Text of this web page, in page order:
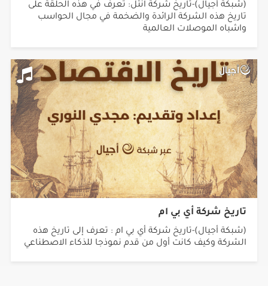
(شبكة أجيال)-تاريخ شركة انتل: تعرف في هذه الحلقة على
تاريخ هذه الشركة الرائدة والضخمة في مجال الحواسب
واشباه الموصلات العالمية
تاريخ شركة أي بي ام
(شبكة أجيال)-تاريخ شركة أي بي ام : تعرف إلى تاريخ هذه
الشركة وكيف كانت أول من قدم نموذجا للذكاء الاصطناعي